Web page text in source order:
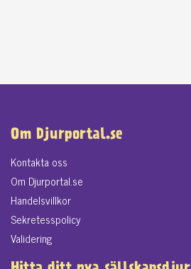
Om Djurportal.se
Kontakta oss
Om Djurportal.se
Handelsvillkor
Sekretesspolicy
Validering